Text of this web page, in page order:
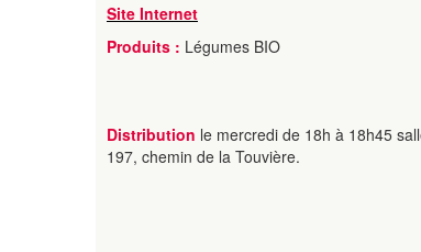
Site Internet
Produits : Légumes BIO
Distribution le mercredi de 18h à 18h45
197, chemin de la Touvière.